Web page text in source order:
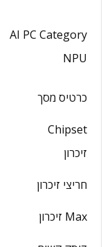
AI PC Category
NPU
כרטיס מסך
Chipset
זיכרון
חריצי זיכרון
Max זיכרון